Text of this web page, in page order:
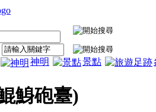
神明 景點
鯓砲臺)